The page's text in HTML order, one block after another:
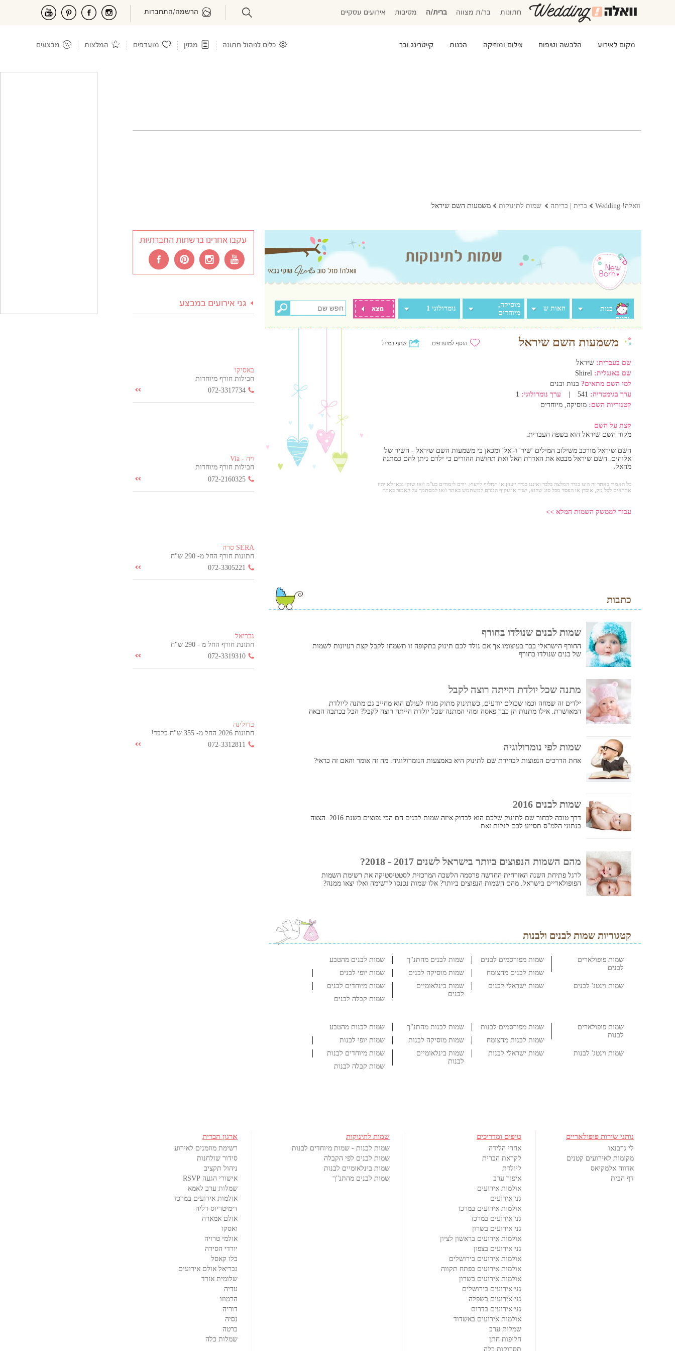
חתונות בר/ת מצווה ברית/ה מסיבות אירועים עסקיים הרשמה/התחברות
מקום לאירוע הלבשה וטיפוח צילום ומוזיקה הכנות קייטרינג ובר כלים לניהול חתונה מגזין מועדפים המלצות מבצעים
וואלה! Wedding ברית | בריתה שמות לתינוקות משמעות השם שיראל
בנות
ובנים
האות ש
מוסיקה,
מיוחדים
נומרולוגי 1
שתף במייל הוסף למועדפים משמעות השם שיראל
שם בעברית: שיראל
שם באנגלית: Shirel
למי השם מתאים? בנות ובנים
ערך בגימטריה: 541 ערך נומרולוגי: 1
קטגוריות השם: מוסיקה, מיוחדים
קצת על השם
מקור השם שיראל הוא בשפה העברית.
השם שיראל מורכב משילוב המילים 'שיר' ו-'אל' ומכאן כי משמעות השם שיראל - השיר של
אלוהים. השם שיראל מבטא את האדרת האל ואת תחושת ההורים כי ילדם ניתן להם כמתנה
מהאל.
כל האמור באתר זה הינו בגדר המלצה בלבד ואיננו בגדר ייעוץ או תחליף לייעוץ. יורם לימודים בע"מ ו/או שוקי גבאי לא יהיו
אחראים לכל נזק, אובדן או הפסד מכל סוג שהוא, ישיר או עקיף הנגרם למשתמש באתר ו/או למסתמך על האמור באתר.
עבור לממשק השמות המלא >>
כתבות
שמות לבנים שנולדו בחורף
החורף הישראלי כבר בעיצומו אך אם נולד לכם תינוק בתקופה זו תשמחו לקבל קצת רעיונות לשמות
של בנים שנולדו בחורף
מתנה שכל יולדת הייתה רוצה לקבל
ילדים זה שמחה וכמו שכולם יודעים, כשתינוק מתוק מגיח לעולם הוא מחייב גם מתנה ליולדת
המאושרת. אילו מתנות הן כבר פאסה ומהי המתנה שכל יולדת הייתה רוצה לקבל? הכל בכתבה הבאה
שמות לפי נומרולוגיה
אחת הדרכים הנפוצות לבחירת שם לתינוק היא באמצעות הנומרולוגיה. מה זה אומר והאם זה כדאי?
שמות לבנים 2016
דרך טובה לבחור שם לתינוק שלכם הוא לבדוק איזה שמות לבנים הם הכי נפוצים בשנת 2016. הצצה
בנתוני הלמ"ס תסייע לכם לגלות זאת
מהם השמות הנפוצים ביותר בישראל לשנים 2017 - 2018?
לרגל פתיחת השנה האזרחית החדשה פרסמה הלשכה המרכזית לסטטיסטיקה את רשימת השמות
הפופולאריים בישראל. מהם השמות הנפוצים ביותר? אלו שמות נכנסו לרשימה ואלו יצאו ממנה?
קטגוריות שמות לבנים ולבנות
שמות פופולארים
לבנים
שמות מפורסמים לבנים שמות לבנים מהתנ"ך
שמות לבנים מהטבע
שמות לבנים מהצומח
שמות מוסיקה לבנים
שמות יופי לבנים
שמות וינטג' לבנים
שמות ישראלי לבנים
שמות בינלאומיים
לבנים
שמות מיוחדים לבנים
שמות קבלה לבנים
שמות פופולארים
לבנות
שמות מפורסמים לבנות שמות לבנות מהתנ"ך
שמות לבנות מהטבע
שמות לבנות מהצומח
שמות מוסיקה לבנות
שמות יופי לבנות
שמות וינטג' לבנות
שמות ישראלי לבנות
שמות בינלאומיים
לבנות
שמות מיוחדים לבנות
שמות קבלה לבנות
עקבו אחרינו ברשתות החברתיות
גני אירועים במבצע
באסיקו
חבילות חורף מיוחדות
072-3317734
ויה - Via
חבילות חורף מיוחדות
072-2160325
SERA סרה
חתונות חורף החל מ- 290 ש"ח
072-3305221
גבריאל
חתונת חורף החל מ - 290 ש"ח
072-3319310
בדולינה
חתונות 2026 החל מ- 355 ש"ח בלבד!
072-3312811
נותני שירות פופולאריים
לי גרבנאו
מקומות לאירועים קטנים
אדווה אלמקיאס
דף הבית
טיפים ומדריכים
אחרי הלידה
לקראת הברית
ליולדת
איפור ערב
אולמות אירועים
גני אירועים
אולמות אירועים במרכז
גני אירועים במרכז
גני אירועים בשרון
אולמות אירועים בראשון לציון
גני אירועים בצפון
אולמות אירועים בירושלים
אולמות אירועים בפתח תקווה
אולמות אירועים בשרון
גני אירועים בירושלים
גני אירועים בשפלה
גני אירועים בדרום
אולמות אירועים באשדוד
שמלות ערב
חליפות חתן
תסרוקות כלה
שמות לתינוקות
שמות לבנות - שמות מיוחדים לבנות
שמות לבנים לפי הקבלה
שמות בינלאומיים לבנות
שמות לבנים מהתנ''ך
ארגון הברית
רשימת מוזמנים לאירוע
סידור שולחנות
ניהול תקציב
אישורי הגעה RSVP
שמלות ערב לאמא
אולמות אירועים במרכז
דימיטריוס דליה
אולם אמארה
ואסקו
אולמי טרויה
יורדי הסירה
בלו קאסל
גבריאל אולם אירועים
שלומית אזרד
עדיה
הרמוזו
דוריה
נסיה
ברטה
שמלות כלה